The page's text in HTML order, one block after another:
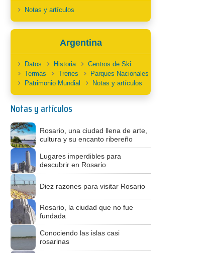
Notas y artículos
Argentina
Datos Historia
Centros de Ski
Termas
Trenes
Parques Nacionales
Patrimonio Mundial
Notas y artículos
Notas y artículos
Rosario, una ciudad llena de arte,
cultura y su encanto ribereño
Lugares imperdibles para
descubrir en Rosario
Diez razones para visitar Rosario
Rosario, la ciudad que no fue
fundada
Conociendo las islas casi
rosarinas